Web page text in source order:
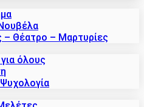
– Θέατρο – Μαρτυρίες
όλους